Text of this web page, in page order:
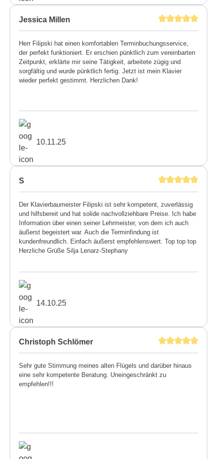
Jessica Millen
Herr Filipski hat einen komfortablen Terminbuchungsservice,
der perfekt funktioniert. Er erschien pünktlich zum vereinbarten
Zeitpunkt, erklärte mir seine Tätigkeit, arbeitete zügig und
sorgfältig und wurde pünktlich fertig. Jetzt ist mein Klavier
wieder perfekt gestimmt. Herzlichen Dank!
10.11.25
S
Der Klavierbaumeister Filipski ist sehr kompetent, zuverlässig
und hilfsbereit und hat solide nachvollziehbare Preise. Ich habe
Information über einen seiner Lehrmeister, von dem ich auch
äußerst begeistert war. Auch die Terminfindung ist
kundenfreundlich. Einfach äußerst empfehlenswert. Top top top
Herzliche Grüße Silja Lenarz-Stephany
14.10.25
Christoph Schlömer
Sehr gute Stimmung meines alten Flügels und darüber hinaus
eine sehr kompetente Beratung. Uneingeschränkt zu
empfehlen!!!